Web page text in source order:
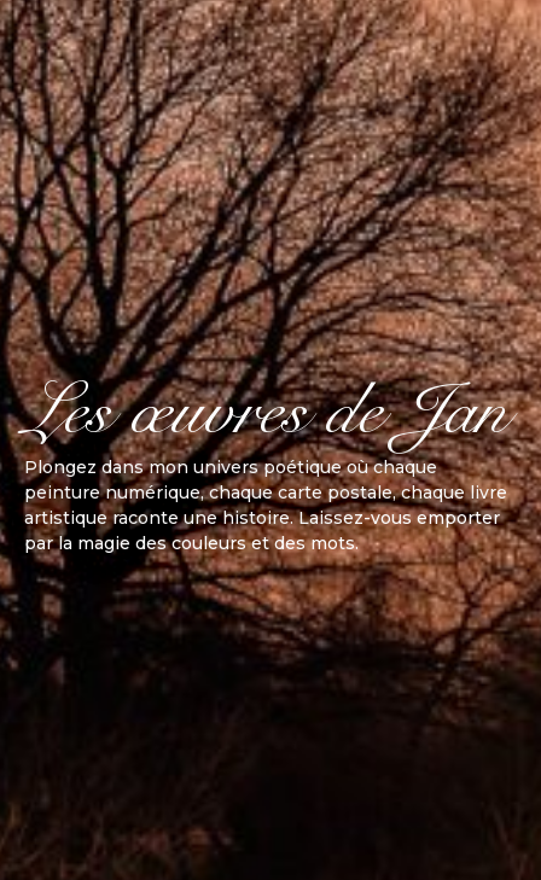
Les œuvres de Jan
Plongez dans mon univers poétique où chaque
peinture numérique, chaque carte postale, chaque livre
artistique raconte une histoire. Laissez-vous emporter
par la magie des couleurs et des mots.